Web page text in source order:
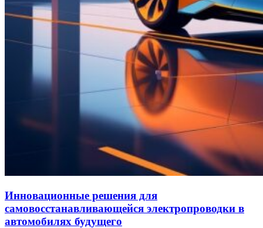
Инновационные решения для
самовосстанавливающейся электропроводки в
автомобилях будущего